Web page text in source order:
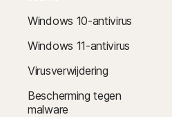
Windows 10-antivirus
Windows 11-antivirus
Virusverwijdering
Bescherming tegen
malware